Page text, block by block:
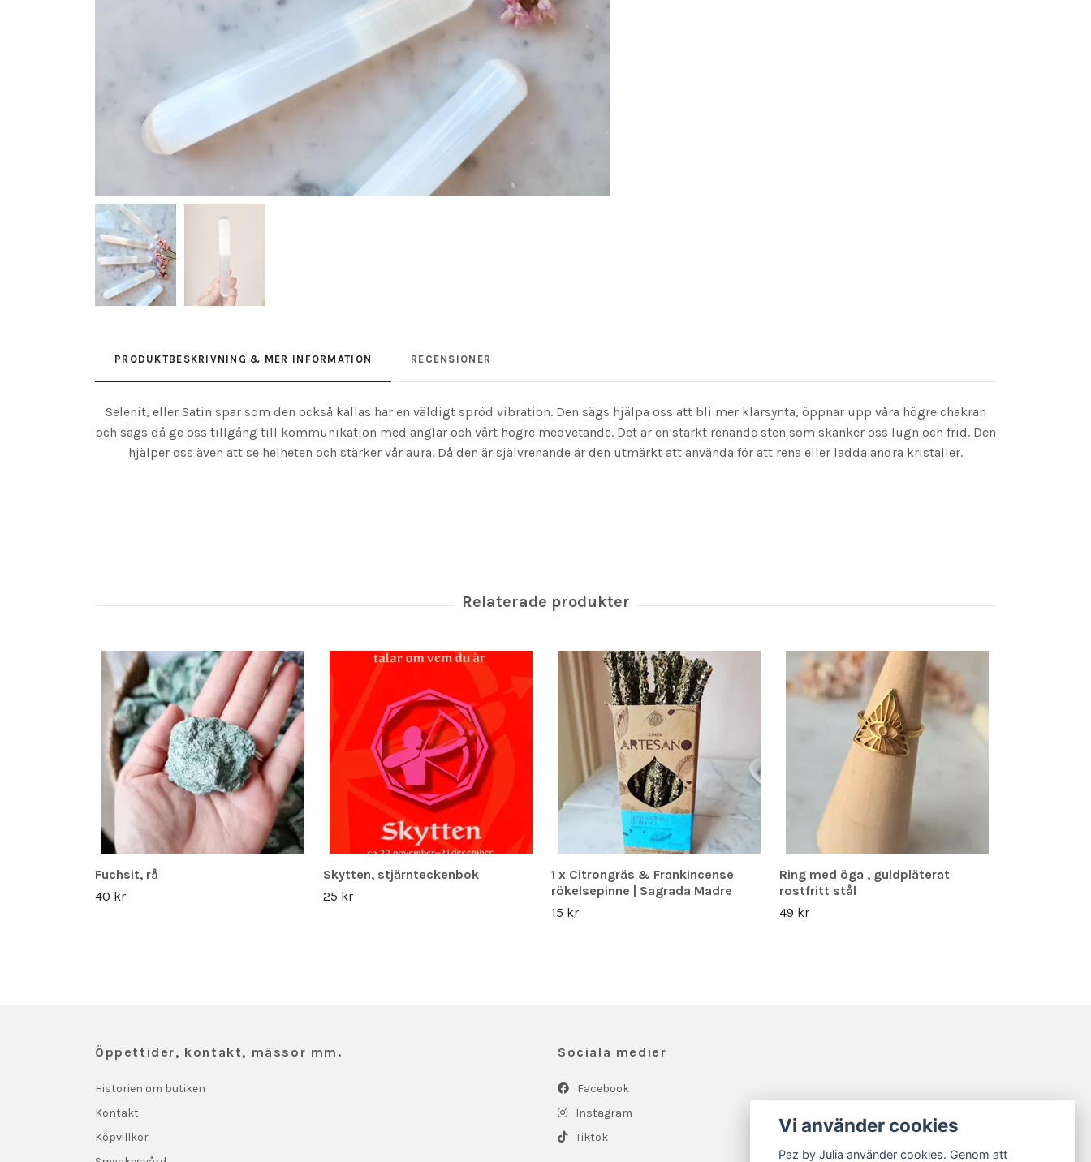
PRODUKTBESKRIVNING & MER INFORMATION RECENSIONER
Selenit, eller Satin spar som den också kallas har en väldigt spröd vibration. Den sägs hjälpa oss att bli mer klarsynta, öppnar upp våra högre chakran
och sägs då ge oss tillgång till kommunikation med änglar och vårt högre medvetande. Det är en starkt renande sten som skänker oss lugn och frid. Den
hjälper oss även att se helheten och stärker vår aura. Då den är självrenande är den utmärkt att använda för att rena eller ladda andra kristaller.
Fuchsit, rå
40 kr
Skytten, stjärnteckenbok
25 kr
1 x Citrongräs & Frankincense
rökelsepinne | Sagrada Madre
15 kr
Ring med öga , guldpläterat
rostfritt stål
49 kr
Öppettider, kontakt, mässor mm.
Historien om butiken
Kontakt
Köpvillkor
Sociala medier
Facebook
Instagram
Tiktok
Vi använder cookies
Paz by Julia använder cookies. Genom att